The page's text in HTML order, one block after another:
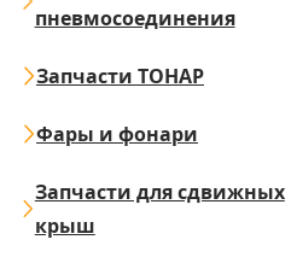
пневмосоединения
Запчасти ТОНАР
Фары и фонари
Запчасти для сдвижных
крыш